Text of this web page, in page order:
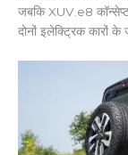
जबकि XUV.e8
दोनों इलेक्ट्रिक कारों के